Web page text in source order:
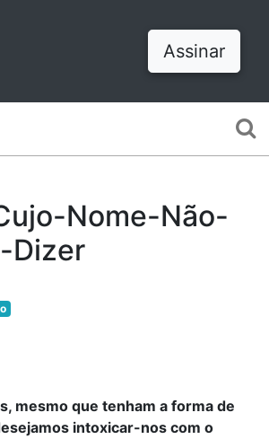
Assinar
Nome-Não-
Dizer
mesmo que tenham a forma de
intoxicar-nos com o